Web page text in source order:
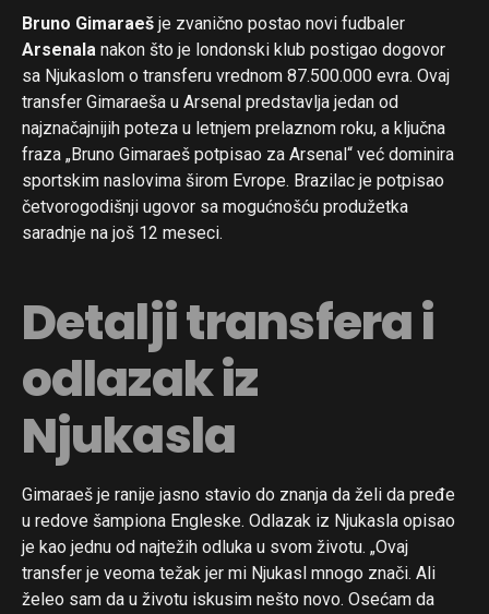
Bruno Gimaraeš je zvanično postao novi fudbaler
Arsenala nakon što je londonski klub postigao dogovor
sa Njukaslom o transferu vrednom 87.500.000 evra. Ovaj
transfer Gimaraeša u Arsenal predstavlja jedan od
najznačajnijih poteza u letnjem prelaznom roku, a ključna
fraza „Bruno Gimaraeš potpisao za Arsenal“ već dominira
sportskim naslovima širom Evrope. Brazilac je potpisao
četvorogodišnji ugovor sa mogućnošću produžetka
saradnje na još 12 meseci.
Detalji transfera i
odlazak iz
Njukasla
Gimaraeš je ranije jasno stavio do znanja da želi da pređe
u redove šampiona Engleske. Odlazak iz Njukasla opisao
je kao jednu od najtežih odluka u svom životu. „Ovaj
transfer je veoma težak jer mi Njukasl mnogo znači. Ali
želeo sam da u životu iskusim nešto novo. Osećam da